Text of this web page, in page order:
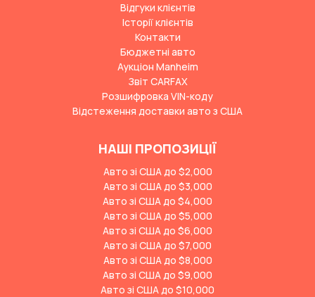
Відгуки клієнтів
Історії клієнтів
Контакти
Бюджетні авто
Аукціон Manheim
Звіт CARFAX
Розшифровка VIN-коду
Відстеження доставки авто з США
НАШІ ПРОПОЗИЦІЇ
Авто зі США до $2,000
Авто зі США до $3,000
Авто зі США до $4,000
Авто зі США до $5,000
Авто зі США до $6,000
Авто зі США до $7,000
Авто зі США до $8,000
Авто зі США до $9,000
Авто зі США до $10,000